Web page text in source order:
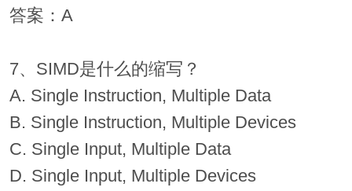
答案：A
7、SIMD是什么的缩写？
A. Single Instruction, Multiple Data
B. Single Instruction, Multiple Devices
C. Single Input, Multiple Data
D. Single Input, Multiple Devices